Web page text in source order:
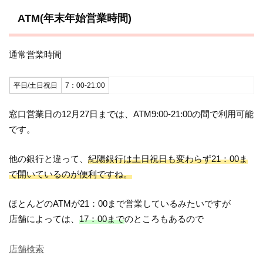
ATM(年末年始営業時間)
通常営業時間
平日/土日祝日 7：00-21:00
窓口営業日の12月27日までは、ATM9:00-21:00の間で利用可能
です。
他の銀行と違って、紀陽銀行は土日祝日も変わらず21：00ま
で開いているのが便利ですね。
ほとんどのATMが21：00まで営業しているみたいですが
店舗によっては、17：00までのところもあるので
店舗検索